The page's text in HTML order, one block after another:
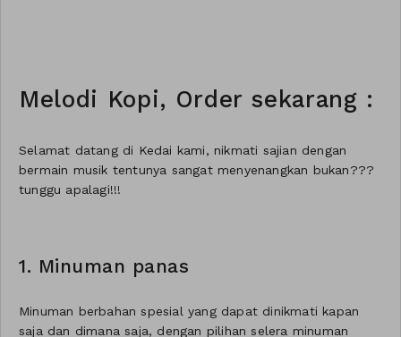
Melodi Kopi, Order sekarang :
Selamat datang di Kedai kami, nikmati sajian dengan
bermain musik tentunya sangat menyenangkan bukan???
tunggu apalagi!!!
1. Minuman panas
Minuman berbahan spesial yang dapat dinikmati kapan
saja dan dimana saja, dengan pilihan selera minuman